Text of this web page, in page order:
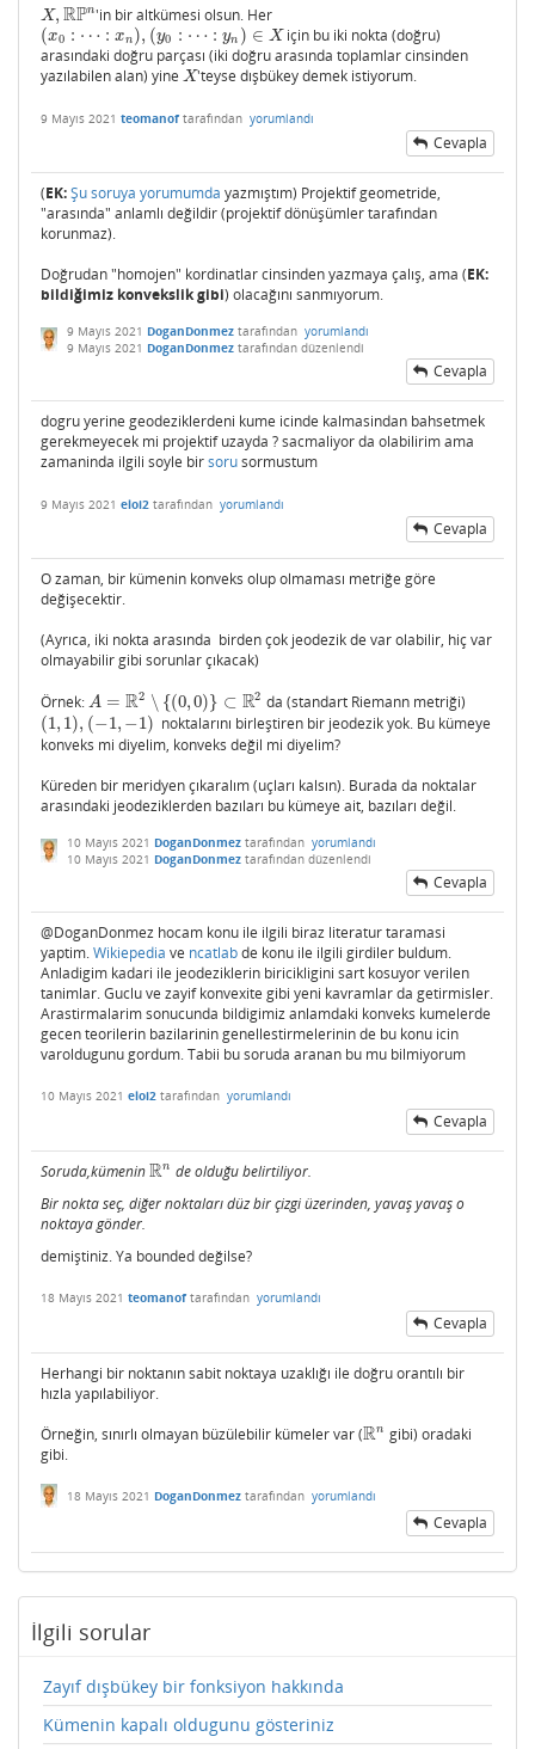
X, RPn
X,R Pn
'in bir altkümesi olsun. Her
(x0 : ⋯ : xn ), (y0 : ⋯ : yn ) ∈ X
(x0: ⋯ :x n) ( y0:⋯ yn)∈X
için bu iki nokta (doğru)
arasındaki doğru parçası (iki doğru arasında toplamlar cinsinden
yazılabilen alan) yine X
X 'teyse dışbükey demek istiyorum.
9 Mayıs 2021 teomanof tarafından yorumlandı
Cevapla
(EK:Şu soruya yorumumda yazmıştım) Projektif geometride,
"arasında" anlamlı değildir (projektif dönüşümler tarafından
korunmaz).
Doğrudan "homojen" kordinatlar cinsinden yazmaya çalış, ama (EK:
bildiğimiz konvekslik gibi) olacağını sanmıyorum.
9 Mayıs 2021 DoganDonmez tarafından yorumlandı
9 Mayıs 2021 DoganDonmez tarafından düzenlendi
Cevapla
dogru yerine geodeziklerdeni kume icinde kalmasindan bahsetmek
gerekmeyecek mi projektif uzayda ? sacmaliyor da olabilirim ama
zamaninda ilgili soyle birsorusormustum
9 Mayıs 2021 eloi2 tarafından yorumlandı
Cevapla
O zaman, bir kümenin konveks olup olmaması metriğe göre
değişecektir.
(Ayrıca, iki nokta arasında birden çok jeodezik de var olabilir, hiç var
olmayabilir gibi sorunlar çıkacak)
Örnek: A = R2 ∖ {(0, 0)} ⊂ R2
A= R2 ∖{(0 ,0 )}⊂R2
da (standart Riemann metriği)
(1, 1), (−1, −1)
(1,1),(− 1,−1)
noktalarını birleştiren bir jeodezik yok. Bu kümeye
konveks mi diyelim, konveks değil mi diyelim?
Küreden bir meridyen çıkaralım (uçları kalsın). Burada da noktalar
arasındaki jeodeziklerden bazıları bu kümeye ait, bazıları değil.
10 Mayıs 2021 DoganDonmez tarafından yorumlandı
10 Mayıs 2021 DoganDonmez tarafından düzenlendi
Cevapla
@DoganDonmez hocam konu ile ilgili biraz literatur taramasi
yaptim.Wikiepedia ve ncatlabde konu ile ilgili girdiler buldum.
Anladigim kadari ile jeodeziklerin biricikligini sart kosuyor verilen
tanimlar. Guclu ve zayif konvexite gibi yeni kavramlar da getirmisler.
Arastirmalarim sonucunda bildigimiz anlamdaki konveks kumelerde
gecen teorilerin bazilarinin genellestirmelerinin de bu konu icin
varoldugunu gordum. Tabii bu soruda aranan bu mu bilmiyorum
10 Mayıs 2021 eloi2 tarafından yorumlandı
Cevapla
Soruda,kümeninRn
Rn de olduğu belirtiliyor.
Bir nokta seç, diğer noktaları düz bir çizgi üzerinden, yavaş yavaş o
noktaya gönder.
demiştiniz. Ya bounded değilse?
18 Mayıs 2021 teomanof tarafından yorumlandı
Cevapla
Herhangi bir noktanın sabit noktaya uzaklığı ile doğru orantılı bir
hızla yapılabiliyor.
Örneğin, sınırlı olmayan büzülebilir kümeler var (Rn
Rn gibi) oradaki
gibi.
18 Mayıs 2021 DoganDonmez tarafından yorumlandı
Cevapla
İlgili sorular
Zayıf dışbükey bir fonksiyon hakkında
Kümenin kapalı oldugunu gösteriniz